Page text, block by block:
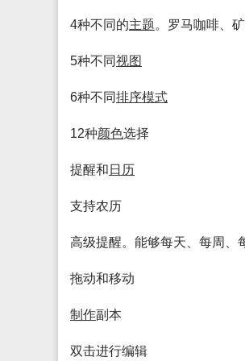
4种不同的主题。罗马咖啡、
5种不同视图
6种不同排序模式
12种颜色选择
提醒和 日历
支持农历
高级提醒。能够每天、每周、
拖动和移动
制作副本
双击进行编辑